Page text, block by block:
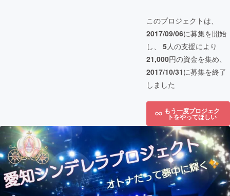
このプロジェクトは、
2017/09/06に募集を開始
し、 5人の支援により
21,000円の資金を集め、
2017/10/31に募集を終了
しました
もう一度プロジェク
トをやってほしい